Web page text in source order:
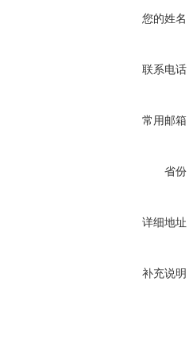
您的姓名
联系电话
常用邮箱
省份
详细地址
补充说明